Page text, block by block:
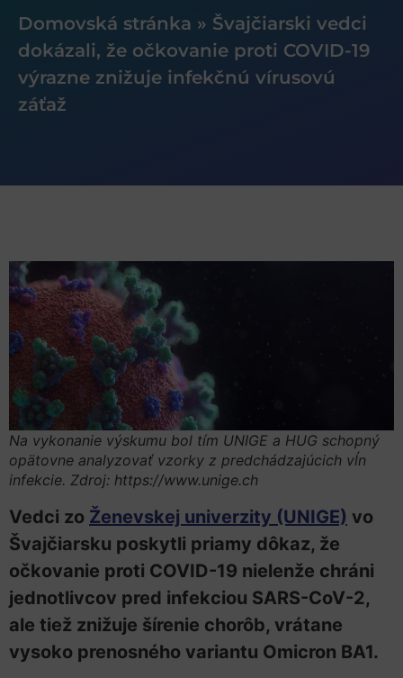
Domovská stránka » Švajčiarski vedci
dokázali, že očkovanie proti COVID-19
výrazne znižuje infekčnú vírusovú
záťaž
Na vykonanie výskumu bol tím UNIGE a HUG schopný
opätovne analyzovať vzorky z predchádzajúcich vĺn
infekcie. Zdroj: https://www.unige.ch
Vedci zo Ženevskej univerzity (UNIGE) vo
Švajčiarsku poskytli priamy dôkaz, že
očkovanie proti COVID-19 nielenže chráni
jednotlivcov pred infekciou SARS-CoV-2,
ale tiež znižuje šírenie chorôb, vrátane
vysoko prenosného variantu Omicron BA1.